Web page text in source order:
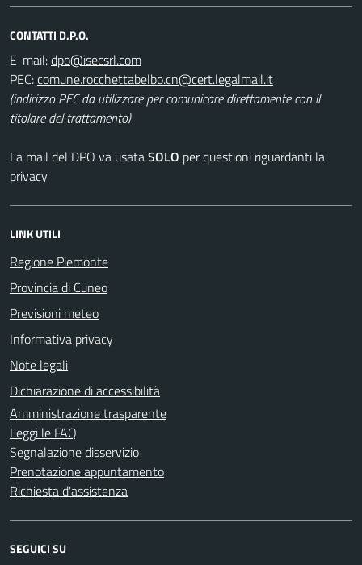
CONTATTI D.P.O.
E-mail:
PEC:
(indirizzo PEC da utilizzare per comunicare direttamente con il
titolare del trattamento)
La mail del DPO va usataSOLO per questioni riguardanti la
privacy
LINK UTILI
Regione Piemonte
Provincia di Cuneo
Previsioni meteo
Informativa privacy
Note legali
Dichiarazione di accessibilità
Amministrazione trasparente
Leggi le FAQ
Segnalazione disservizio
Prenotazione appuntamento
Richiesta d'assistenza
SEGUICI SU